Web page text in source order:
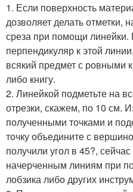
1. Если поверхность
дозволяет делать отметки,
среза при помощи линейки.
перпендикуляр к этой
всякий предмет с ровными
либо книгу.
2. Линейкой подметьте на
отрезки, скажем, по 10 см.
полученными точками и
точку объедините с
получили угол в 45?,
начерченным линиям при
лобзика либо других